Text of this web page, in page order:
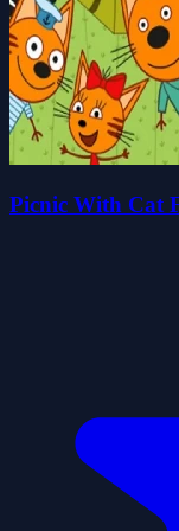
Picnic With Cat